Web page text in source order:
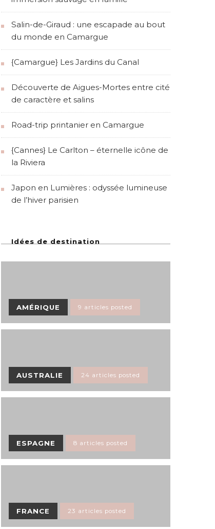
Salin-de-Giraud : une escapade au bout
du monde en Camargue
{Camargue} Les Jardins du Canal
Découverte de Aigues-Mortes entre cité
de caractère et salins
Road-trip printanier en Camargue
{Cannes} Le Carlton – éternelle icône de
la Riviera
Japon en Lumières : odyssée lumineuse
de l’hiver parisien
Idées de destination
AMÉRIQUE 9 articles posted
AUSTRALIE 24 articles posted
ESPAGNE 8 articles posted
FRANCE 23 articles posted